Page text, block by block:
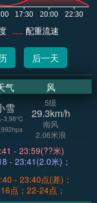
配重流速
后一天
气 风
雪
3.98°C
5级
29.3km/h
南风
2.06米浪
23:41 - 23:59(??米)
- 23:41(2.0米)；
- 23:40点(差)；
点；22-24点；